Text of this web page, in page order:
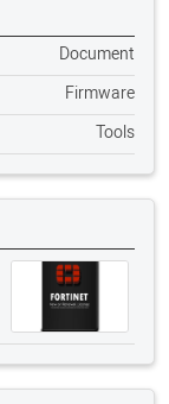
Document
Firmware
Tools